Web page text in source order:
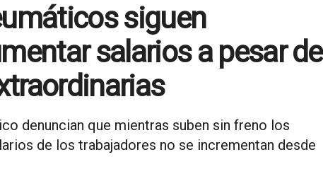
siguen
salarios a pesar de
denuncian que mientras suben sin freno los
de los trabajadores no se incrementan desde